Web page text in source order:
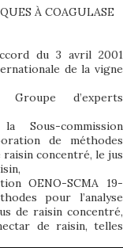
À COAGULASE
du 3 avril 2001
de la vigne
d’experts
Sous-commission
de méthodes
raisin concentré, le jus
OENO-SCMA 19-
pour l’analyse
de raisin concentré,
de raisin, telles